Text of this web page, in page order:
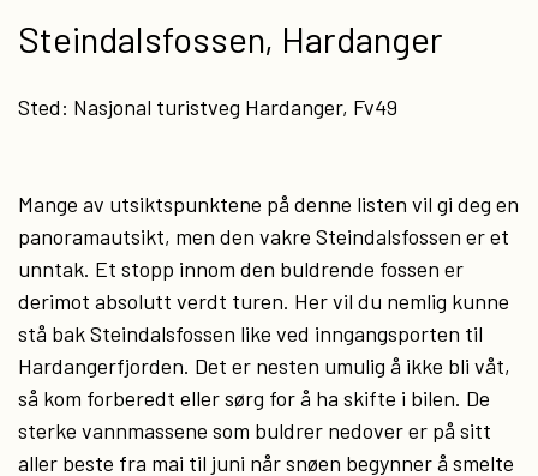
Steindalsfossen, Hardanger
Sted: Nasjonal turistveg Hardanger, Fv49
Mange av utsiktspunktene på denne listen vil gi deg en
panoramautsikt, men den vakre Steindalsfossen er et
unntak. Et stopp innom den buldrende fossen er
derimot absolutt verdt turen. Her vil du nemlig kunne
stå bak Steindalsfossen like ved inngangsporten til
Hardangerfjorden. Det er nesten umulig å ikke bli våt,
så kom forberedt eller sørg for å ha skifte i bilen. De
sterke vannmassene som buldrer nedover er på sitt
aller beste fra mai til juni når snøen begynner å smelte